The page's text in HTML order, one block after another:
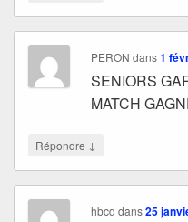
PERON dans1
SENIORS
MATCH
Répondre ↓
hbcd dans25